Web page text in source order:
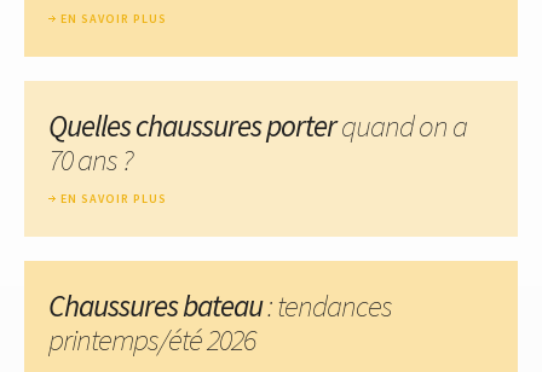
EN SAVOIR PLUS
Quelles chaussures porterquand on a
70 ans ?
EN SAVOIR PLUS
Chaussures bateau: tendances
printemps/été 2026